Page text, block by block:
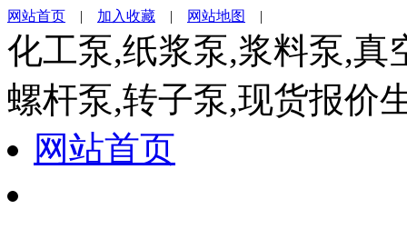
网站首页 | 加入收藏 | 网站地图 |
化工泵,纸浆泵,浆料泵,真
螺杆泵,转子泵,现货报价
网站首页